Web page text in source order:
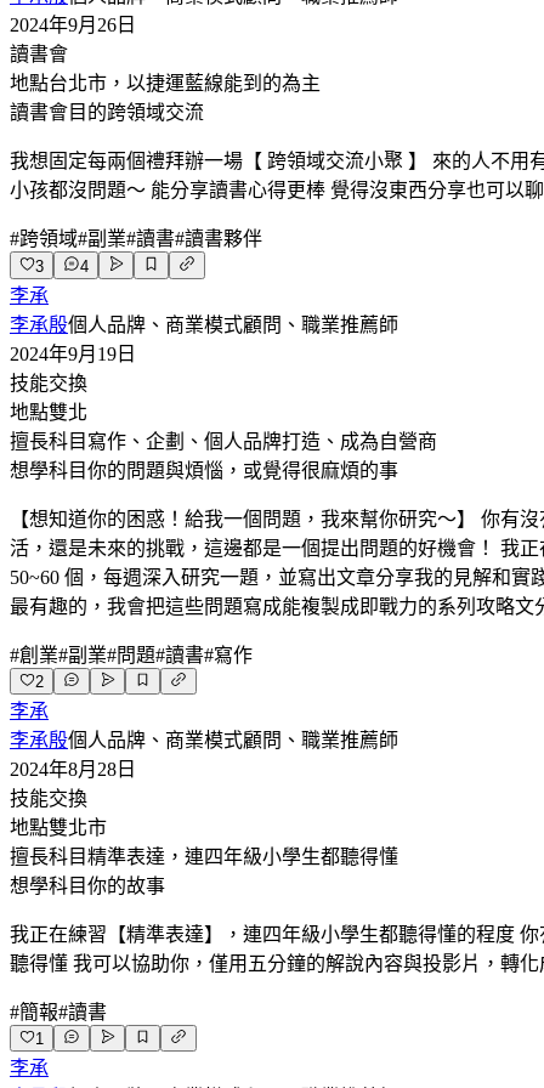
2024年9月26日
讀書會
地點台北市，以捷運藍線能到的為主
讀書會目的跨領域交流
我想固定每兩個禮拜辦一場【 跨領域交流小聚 】 來的人不
小孩都沒問題～ 能分享讀書心得更棒 覺得沒東西分享也可以
#跨領域#副業#讀書#讀書夥伴
3 4
李承
李承殷個人品牌、商業模式顧問、職業推薦師
2024年9月19日
技能交換
地點雙北
擅長科目 寫作、企劃、個人品牌打造、成為自營商
想學科目你的問題與煩惱，或覺得很麻煩的事
【想知道你的困惑！給我一個問題，我來幫你研究～】 你有
活，還是未來的挑戰，這邊都是一個提出問題的好機會！ 我
50~60 個，每週深入研究一題，並寫出文章分享我的見解和
最有趣的，我會把這些問題寫成能複製成即戰力的系列攻略文
#創業#副業#問題#讀書#寫作
2
李承
李承殷個人品牌、商業模式顧問、職業推薦師
2024年8月28日
技能交換
地點雙北市
擅長科目精準表達，連四年級小學生都聽得懂
想學科目你的故事
我正在練習【精準表達】，連四年級小學生都聽得懂的程度
聽得懂 我可以協助你，僅用五分鐘的解說內容與投影片，轉
#簡報#讀書
1
李承